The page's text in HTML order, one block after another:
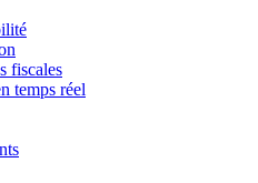
fiscales
temps réel